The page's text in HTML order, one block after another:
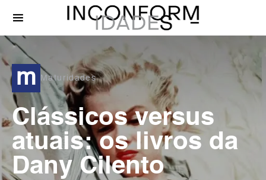
m Maturidades
Clássicos versus
atuais: os livros da
Dany Cilento